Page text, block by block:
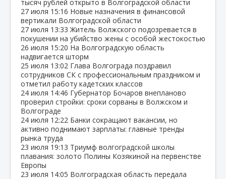
тысяч рублей открыто в Волгоградской области
27 июля 15:16 Новые назначения в финансовой
вертикали Волгоградской области
27 июля 13:33 Житель Волжского подозревается в
покушении на убийство жены с особой жестокостью
26 июля 15:20 На Волгоградскую область
надвигается шторм
25 июля 13:02 Глава Волгограда поздравил
сотрудников СК с профессиональным праздником и
отметил работу кадетских классов
24 июля 14:46 Губернатор Бочаров внепланово
проверил стройки: сроки сорваны в Волжском и
Волгограде
24 июля 12:22 Банки сокращают вакансии, но
активно поднимают зарплаты: главные тренды
рынка труда
23 июля 19:13 Триумф волгоградской школы
плавания: золото Полины Козякиной на первенстве
Европы
23 июля 14:05 Волгоградская область передала